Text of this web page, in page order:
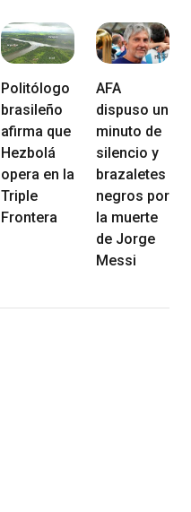
Politólogo
brasileño
afirma que
Hezbolá
opera en la
Triple
Frontera
AFA
dispuso un
minuto de
silencio y
brazaletes
negros por
la muerte
de Jorge
Messi